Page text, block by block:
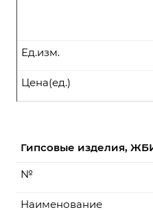
Ед.изм.
Цена(ед.)
Гипсовые изделия,
№
Наименование